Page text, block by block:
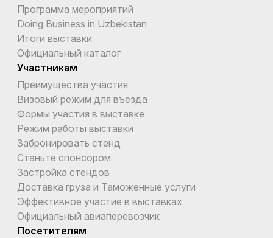
Программа мероприятий
Doing Business in Uzbekistan
Итоги выставки
Официальный каталог
Участникам
Преимущества участия
Визовый режим для въезда
Формы участия в выставке
Режим работы выставки
Забронировать стенд
Станьте спонсором
Застройка стендов
Доставка груза и Таможенные услуги
Эффективное участие в выставках
Официальный авиаперевозчик
Посетителям